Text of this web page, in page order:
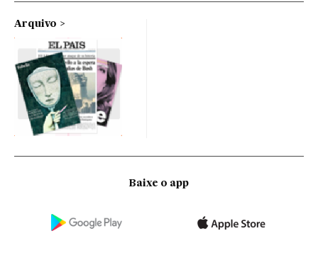
Arquivo
Baixe o app